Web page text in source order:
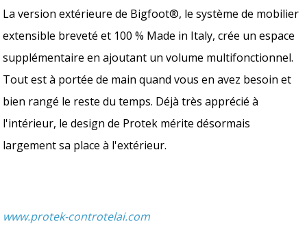
La version extérieure de Bigfoot®, le système de mobilier
extensible breveté et 100 % Made in Italy, crée un espace
supplémentaire en ajoutant un volume multifonctionnel.
Tout est à portée de main quand vous en avez besoin et
bien rangé le reste du temps. Déjà très apprécié à
l'intérieur, le design de Protek mérite désormais
largement sa place à l'extérieur.
www.protek-controtelai.com